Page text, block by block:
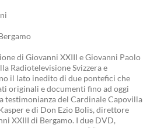
di Giovanni XXIII e Giovanni Paolo
Radiotelevisione Svizzera e
il lato inedito di due pontefici che
originali e documenti fino ad oggi
testimonianza del Cardinale Capovilla
e di Don Ezio Bolis, direttore
XXIII di Bergamo. I due DVD,